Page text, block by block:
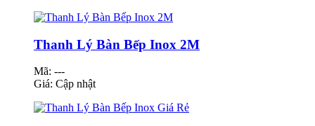
Thanh Lý Bàn Bếp Inox 2M
Mã: ---
Giá: Cập nhật